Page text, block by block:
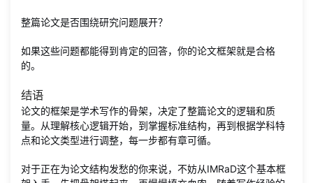
整篇论文是否围绕研究问题展开？
如果这些问题都能得到肯定的回答，你的论文框架就是合格
的。
结语
论文的框架是学术写作的骨架，决定了整篇论文的逻辑和质
量。从理解核心逻辑开始，到掌握标准结构，再到根据学科特
点和论文类型进行调整，每一步都有章可循。
对于正在为论文结构发愁的你来说，不妨从IMRaD这个基本框